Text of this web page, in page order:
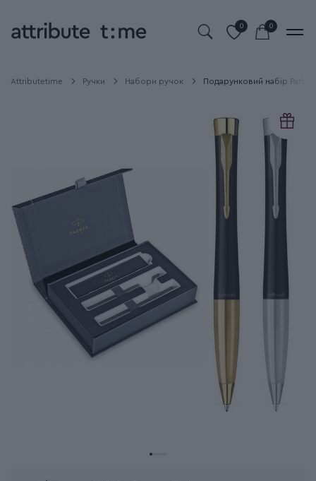
0 0
Attributetime Ручки Набори ручок Подарунковий набір Parker